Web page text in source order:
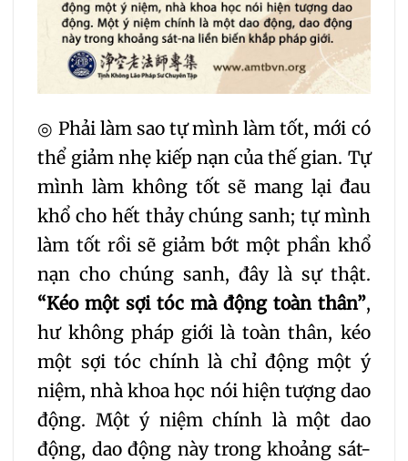
◎ Phải làm sao tự mình làm tốt, mới có
thể giảm nhẹ kiếp nạn của thế gian. Tự
mình làm không tốt sẽ mang lại đau
khổ cho hết thảy chúng sanh; tự mình
làm tốt rồi sẽ giảm bớt một phần khổ
nạn cho chúng sanh, đây là sự thật.
“Kéo một sợi tóc mà động toàn thân”,
hư không pháp giới là toàn thân, kéo
một sợi tóc chính là chỉ động một ý
niệm, nhà khoa học nói hiện tượng dao
động. Một ý niệm chính là một dao
động, dao động này trong khoảng sát-